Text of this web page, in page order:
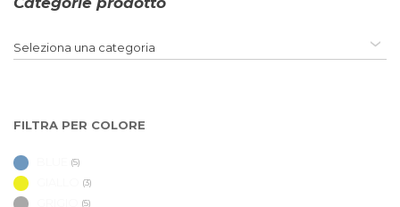
Seleziona una categoria
FILTRA PER COLORE
(5)
(3)
(5)